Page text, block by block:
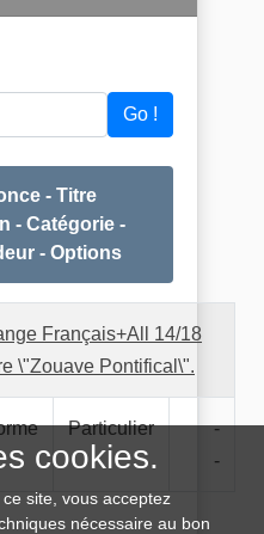
Go !
- Titre
- Catégorie -
- Options
Français+All 14/18
\"Zouave Pontifical\".
Particulier
-
-
cookies.
site, vous acceptez
nécessaire au bon